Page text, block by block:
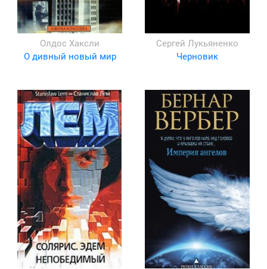
Олдос Хаксли
О дивный новый мир
Сергей Лукьяненко
Черновик